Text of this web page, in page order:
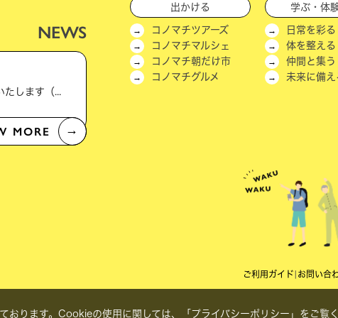
NEWS
公式LINEアカウントへのご登録をお願いいたします（新機能＆キャンペーン実施中！）
MORE →
出かける
コノマチツアーズ
コノマチマルシェ
コノマチ朝だけ市
コノマチグルメ
学ぶ・体
日常を彩る
体を整える
仲間と集う
未来に備え
ご利用ガイド お問い合
ります。Cookieの使用に関しては、 「プライバシーポリシー」 をご覧